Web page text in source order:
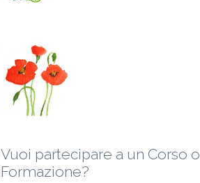
Vuoi partecipare a un Corso o
Formazione?